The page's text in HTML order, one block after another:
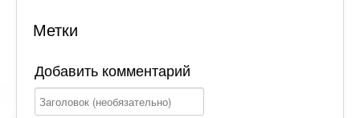
Метки
Добавить комментарий